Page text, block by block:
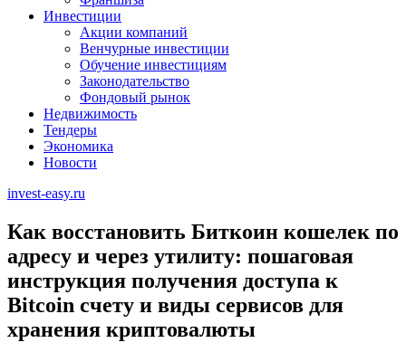
Инвестиции
Акции компаний
Венчурные инвестиции
Обучение инвестициям
Законодательство
Фондовый рынок
Недвижимость
Тендеры
Экономика
Новости
invest-easy.ru
Как восстановить Биткоин кошелек по
адресу и через утилиту: пошаговая
инструкция получения доступа к
Bitcoin счету и виды сервисов для
хранения криптовалюты